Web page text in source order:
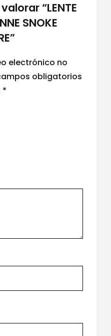
“LENTE
SNOKE
electrónico no
obligatorios
*